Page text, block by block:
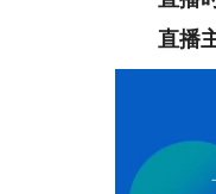
直播主